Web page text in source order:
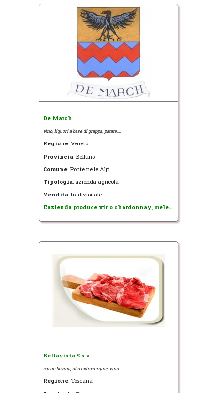
De March
vino, liquori a base di grappa, patate,...
Regione: Veneto
Provincia: Belluno
Comune: Ponte nelle Alpi
Tipologia: azienda agricola
Vendita: tradizionale
L'azienda produce vino chardonnay, mele...
Bellavista S.s.a.
carne bovina, olio extravergine, vino...
Regione: Toscana